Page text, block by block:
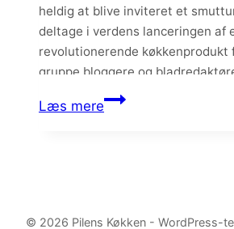
heldig at blive inviteret et
deltage i verdens lanceringen af
revolutionerende køkkenprodukt
gruppe bloggere og
overvære lanceringen og vi
hyggeligste dag i Berlin!…
Læs mereVerdens
© 2026 Pilens Køkken - WordPress-